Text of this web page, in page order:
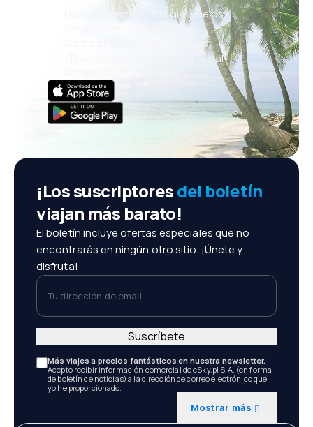
Nuevas ofertas cada día: vuelos,
vacaciones, escapadas
Cómoda gestión de reservas
¡Todo lo que importa, siempre al
¡Los suscriptoresdel boletín
viajan más barato!
El boletín incluye ofertas especiales que no
encontrarás en ningún otro sitio. ¡Únete y
disfruta!
Tu dirección de email
Más viajes a precios fantásticos en nuestra newsletter.
Acepto recibir información comercial de eSky.pl S.A. (en forma
de boletín de noticias) a la dirección de correo electrónico que
yo he proporcionado.
Mostrar más
Suscríbete